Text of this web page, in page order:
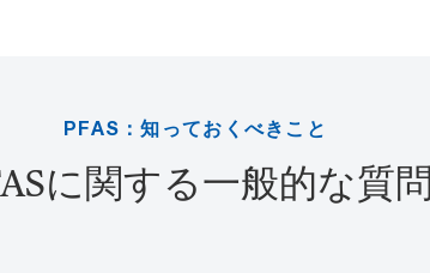
PFAS：知っておくべきこと
に関する一般的な質問